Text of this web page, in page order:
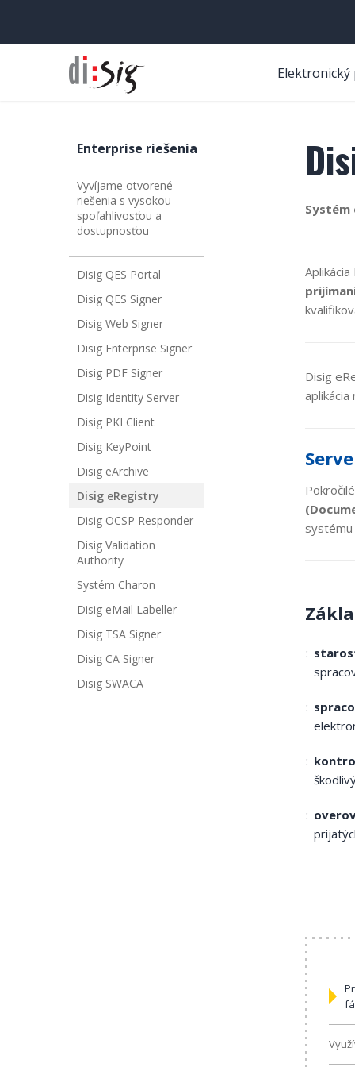
Elektronický
Enterprise riešenia
Vyvíjame otvorené
riešenia s vysokou
spoľahlivosťou a
dostupnosťou
Disig QES Portal
Disig QES Signer
Disig Web Signer
Disig Enterprise Signer
Disig PDF Signer
Disig Identity Server
Disig PKI Client
Disig KeyPoint
Disig eArchive
Disig eRegistry
Disig OCSP Responder
Disig Validation
Authority
Systém Charon
Disig eMail Labeller
Disig TSA Signer
Disig CA Signer
Disig SWACA
Disig
systému